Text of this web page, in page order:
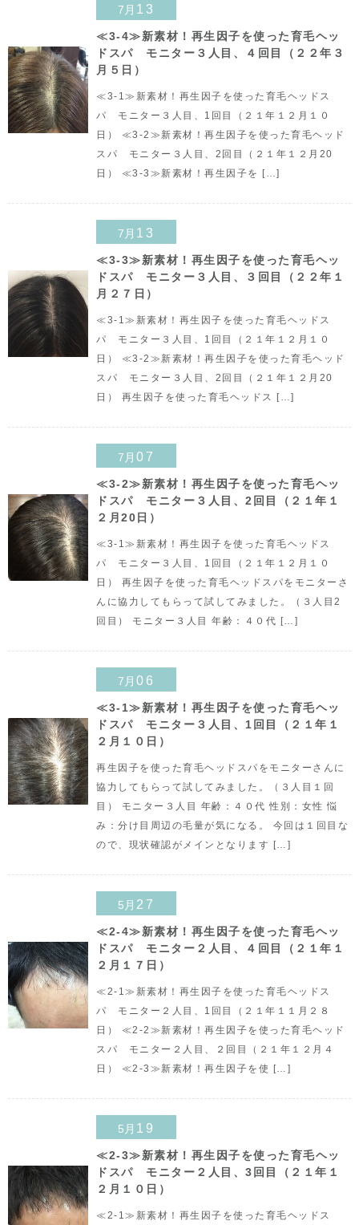
7月 13
≪3-4≫新素材！再生因子を使った育毛ヘッ
ドスパ モニター３人目、４回目（２２年３
月５日）
≪3-1≫新素材！再生因子を使った育毛ヘッドス
パ モニター３人目、1回目（２１年１２月１０
日） ≪3-2≫新素材！再生因子を使った育毛ヘッド
スパ モニター３人目、2回目（２１年１２月20
日） ≪3-3≫新素材！再生因子を […]
7月 13
≪3-3≫新素材！再生因子を使った育毛ヘッ
ドスパ モニター３人目、３回目（２２年１
月２７日）
≪3-1≫新素材！再生因子を使った育毛ヘッドス
パ モニター３人目、1回目（２１年１２月１０
日） ≪3-2≫新素材！再生因子を使った育毛ヘッド
スパ モニター３人目、2回目（２１年１２月20
日） 再生因子を使った育毛ヘッドス […]
7月 07
≪3-2≫新素材！再生因子を使った育毛ヘッ
ドスパ モニター３人目、2回目（２１年１
２月20日）
≪3-1≫新素材！再生因子を使った育毛ヘッドス
パ モニター３人目、1回目（２１年１２月１０
日） 再生因子を使った育毛ヘッドスパをモニターさ
んに協力してもらって試してみました。（３人目2
回目） モニター３人目 年齢：４０代 […]
7月 06
≪3-1≫新素材！再生因子を使った育毛ヘッ
ドスパ モニター３人目、1回目（２１年１
２月１０日）
再生因子を使った育毛ヘッドスパをモニターさんに
協力してもらって試してみました。（３人目１回
目） モニター３人目 年齢：４０代 性別：女性 悩
み：分け目周辺の毛量が気になる。 今回は１回目な
ので、現状確認がメインとなります […]
5月 27
≪2-4≫新素材！再生因子を使った育毛ヘッ
ドスパ モニター２人目、４回目（２１年１
２月１７日）
≪2-1≫新素材！再生因子を使った育毛ヘッドス
パ モニター２人目、1回目（２１年１１月２８
日） ≪2-2≫新素材！再生因子を使った育毛ヘッド
スパ モニター２人目、２回目（２１年１２月４
日） ≪2-3≫新素材！再生因子を使 […]
5月 19
≪2-3≫新素材！再生因子を使った育毛ヘッ
ドスパ モニター２人目、3回目（２１年１
２月１０日）
≪2-1≫新素材！再生因子を使った育毛ヘッドス